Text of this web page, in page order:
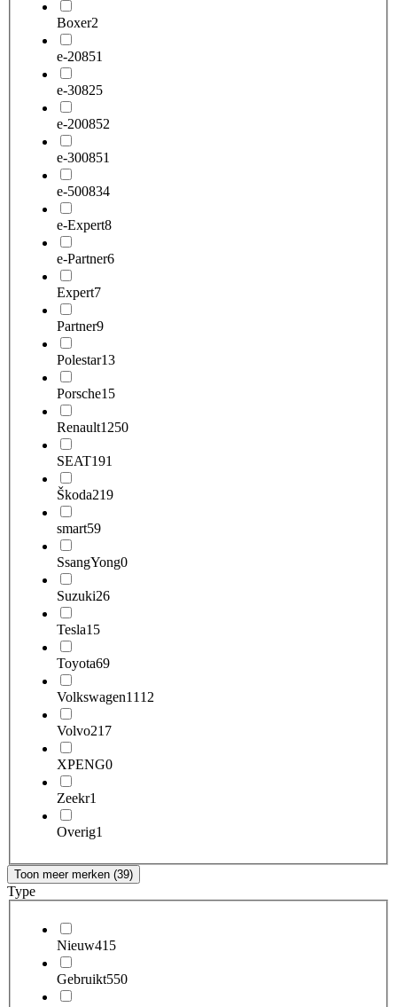
Boxer2
e-20851
e-30825
e-200852
e-300851
e-500834
e-Expert8
e-Partner6
Expert7
Partner9
Polestar13
Porsche15
Renault1250
SEAT191
Škoda219
smart59
SsangYong0
Suzuki26
Tesla15
Toyota69
Volkswagen1112
Volvo217
XPENG0
Zeekr1
Overig1
Toon meer merken (39)
Type
Nieuw415
Gebruikt550